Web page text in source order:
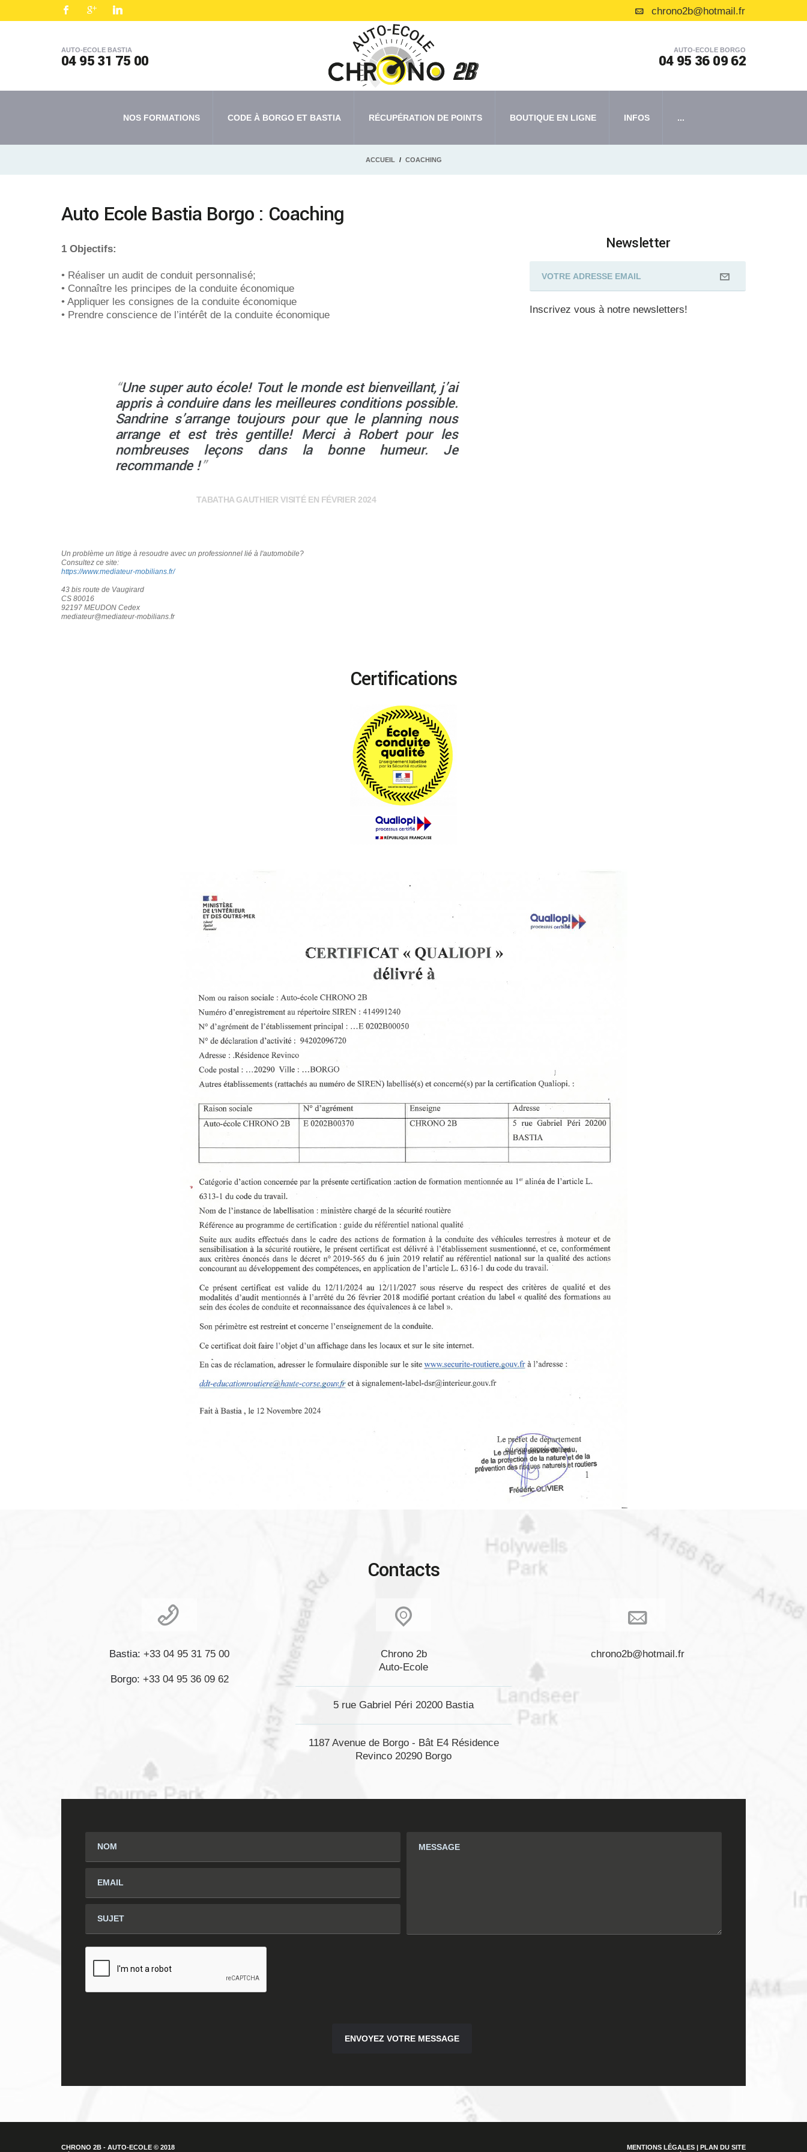
chrono2b@hotmail.fr
AUTO-ECOLE BASTIA
04 95 31 75 00
AUTO-ECOLE BORGO
04 95 36 09 62
NOS FORMATIONS CODE À BORGO ET BASTIA RÉCUPÉRATION DE POINTS BOUTIQUE EN LIGNE INFOS ...
ACCUEIL COACHING
Auto Ecole Bastia Borgo : Coaching
1 Objectifs:
• Réaliser un audit de conduit personnalisé;
• Connaître les principes de la conduite économique
• Appliquer les consignes de la conduite économique
• Prendre conscience de l’intérêt de la conduite économique
“Une super auto école! Tout le monde est bienveillant, j’ai
appris à conduire dans les meilleures conditions possible.
Sandrine s’arrange toujours pour que le planning nous
arrange et est très gentille! Merci à Robert pour les
nombreuses leçons dans la bonne humeur. Je
recommande !”
TABATHA GAUTHIER VISITÉ EN FÉVRIER 2024
Un problème un litige à resoudre avec un professionnel lié à l'automobile?
Consultez ce site:
https://www.mediateur-mobilians.fr/
43 bis route de Vaugirard
CS 80016
92197 MEUDON Cedex
mediateur@mediateur-mobilians.fr
Newsletter
Inscrivez vous à notre newsletters!
Certifications
Contacts
Bastia: +33 04 95 31 75 00
Borgo: +33 04 95 36 09 62
Chrono 2b
Auto-Ecole
5 rue Gabriel Péri 20200 Bastia
1187 Avenue de Borgo - Bât E4 Résidence
Revinco 20290 Borgo
chrono2b@hotmail.fr
ENVOYEZ VOTRE MESSAGE
CHRONO 2B - AUTO-ECOLE © 2018
MENTIONS LÉGALES | PLAN DU SITE